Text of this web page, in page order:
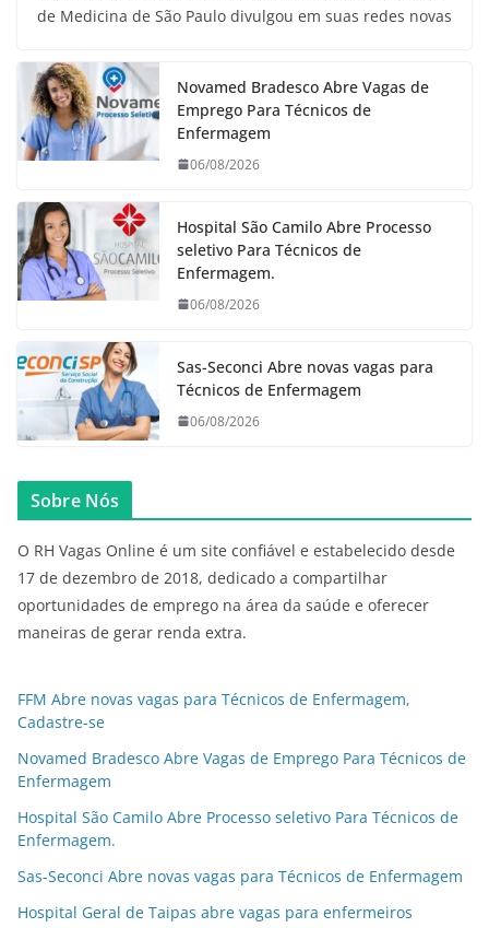
de Medicina de São Paulo divulgou em suas redes novas
Novamed Bradesco Abre Vagas de
Emprego Para Técnicos de
Enfermagem
06/08/2026
Hospital São Camilo Abre Processo
seletivo Para Técnicos de
Enfermagem.
06/08/2026
Sas-Seconci Abre novas vagas para
Técnicos de Enfermagem
06/08/2026
Sobre Nós
O RH Vagas Online é um site confiável e estabelecido desde
17 de dezembro de 2018, dedicado a compartilhar
oportunidades de emprego na área da saúde e oferecer
maneiras de gerar renda extra.
FFM Abre novas vagas para Técnicos de Enfermagem,
Cadastre-se
Novamed Bradesco Abre Vagas de Emprego Para Técnicos de
Enfermagem
Hospital São Camilo Abre Processo seletivo Para Técnicos de
Enfermagem.
Sas-Seconci Abre novas vagas para Técnicos de Enfermagem
Hospital Geral de Taipas abre vagas para enfermeiros